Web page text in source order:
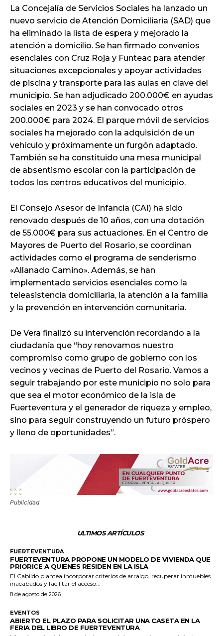
La Concejalía de Servicios Sociales ha lanzado un
nuevo servicio de Atención Domiciliaria (SAD) que
ha eliminado la lista de espera y mejorado la
atención a domicilio. Se han firmado convenios
esenciales con Cruz Roja y Funteac para atender
situaciones excepcionales y apoyar actividades
de piscina y transporte para las aulas en clave del
municipio. Se han adjudicado 200.000€ en ayudas
sociales en 2023 y se han convocado otros
200.000€ para 2024. El parque móvil de servicios
sociales ha mejorado con la adquisición de un
vehículo y próximamente un furgón adaptado.
También se ha constituido una mesa municipal
de absentismo escolar con la participación de
todos los centros educativos del municipio.
El Consejo Asesor de Infancia (CAI) ha sido
renovado después de 10 años, con una dotación
de 55.000€ para sus actuaciones. En el Centro de
Mayores de Puerto del Rosario, se coordinan
actividades como el programa de senderismo
«Allanado Camino». Además, se han
implementado servicios esenciales como la
teleasistencia domiciliaria, la atención a la familia
y la prevención en intervención comunitaria.
De Vera finalizó su intervención recordando a la
ciudadanía que “hoy renovamos nuestro
compromiso como grupo de gobierno con los
vecinos y vecinas de Puerto del Rosario. Vamos a
seguir trabajando por este municipio no solo para
que sea el motor económico de la isla de
Fuerteventura y el generador de riqueza y empleo,
sino para seguir construyendo un futuro próspero
y lleno de oportunidades”.
Publicidad
ULTIMOS ARTÍCULOS
FUERTEVENTURA
FUERTEVENTURA PROPONE UN MODELO DE VIVIENDA QUE
PRIORICE A QUIENES RESIDEN EN LA ISLA
El Cabildo plantea incorporar criterios de arraigo, recuperar inmuebles
inacabados y facilitar el acceso...
8 de agosto de 2026
EVENTOS
ABIERTO EL PLAZO PARA SOLICITAR UNA CASETA EN LA
FERIA DEL LIBRO DE FUERTEVENTURA